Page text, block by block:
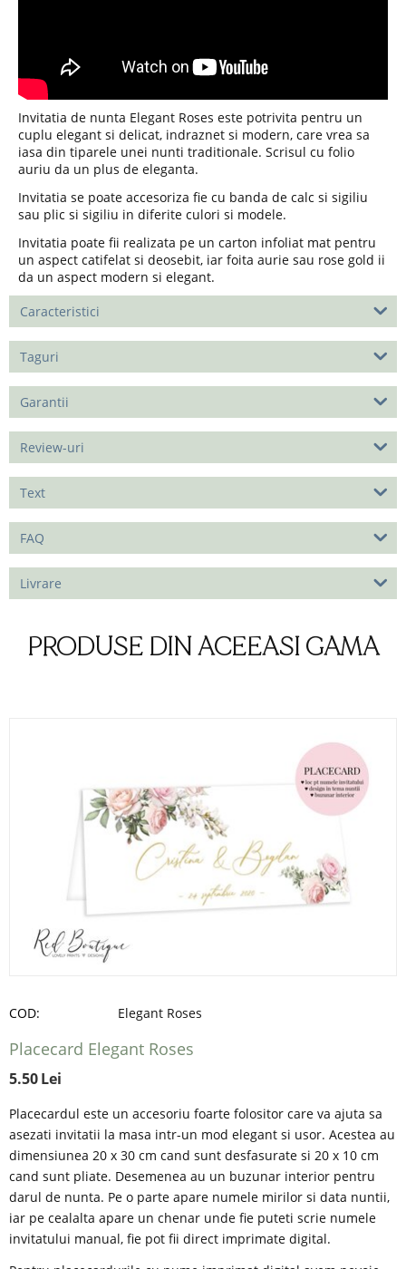
Invitatia de nunta Elegant Roses este potrivita pentru un
cuplu elegant si delicat, indraznet si modern, care vrea sa
iasa din tiparele unei nunti traditionale. Scrisul cu folio
auriu da un plus de eleganta.
Invitatia se poate accesoriza fie cu banda de calc si sigiliu
sau plic si sigiliu in diferite culori si modele.
Invitatia poate fii realizata pe un carton infoliat mat pentru
un aspect catifelat si deosebit, iar foita aurie sau rose gold ii
da un aspect modern si elegant.
Caracteristici
Taguri
Garantii
Review-uri
Text
FAQ
Livrare
PRODUSE DIN ACEEASI GAMA
COD: Elegant Roses
Placecard Elegant Roses
5.50Lei
Placecardul este un accesoriu foarte folositor care va ajuta sa
asezati invitatii la masa intr-un mod elegant si usor. Acestea au
dimensiunea 20 x 30 cm cand sunt desfasurate si 20 x 10 cm
cand sunt pliate. Desemenea au un buzunar interior pentru
darul de nunta. Pe o parte apare numele mirilor si data nuntii,
iar pe cealalta apare un chenar unde fie puteti scrie numele
invitatului manual, fie pot fii direct imprimate digital.